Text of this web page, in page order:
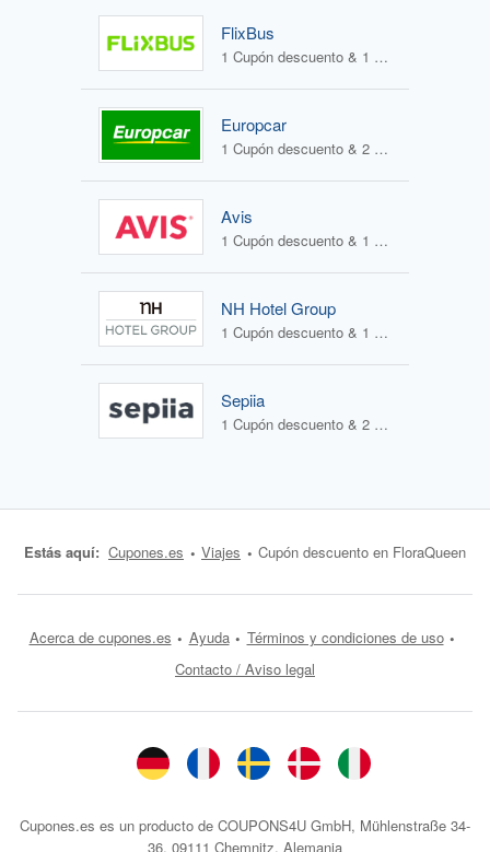
FlixBus
1 Cupón descuento & 1 Oferta
Europcar
1 Cupón descuento & 2 Ofertas
Avis
1 Cupón descuento & 1 Oferta
NH Hotel Group
1 Cupón descuento & 1 Oferta
Sepiia
1 Cupón descuento & 2 Ofertas
Estás aquí: Cupones.es Viajes Cupón descuento en FloraQueen
Acerca de cupones.es Ayuda
Términos y condiciones de uso
Contacto / Aviso legal
Cupones.es es un producto de COUPONS4U GmbH, Mühlenstraße 34-
36, 09111 Chemnitz, Alemania